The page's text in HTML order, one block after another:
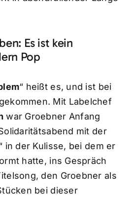
Es ist kein
Pop
“ heißt es, und ist bei
Mit Labelchef
war Groebner Anfang
mit der
in der Kulisse, bei dem er
hatte, ins Gespräch
den Groebner als
bei dieser